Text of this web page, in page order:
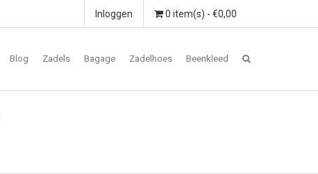
0 item(s) - €0,00
Inloggen
Blog Zadels Bagage Zadelhoes Beenkleed